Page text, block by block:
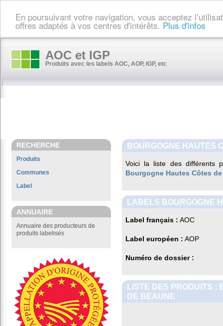
En poursuivant votre navigation, vous acceptez
offres adaptés à vos centres d'intérêts. Plus d'infos
AOC et IGP
Produits avec les labels AOC, AOP, IGP, etc
RECHERCHE
Produits
Communes
Label
ANNUAIRE
Annuaire des producteurs de
produits labelisés
BOURGOGNE HAUTES
Voici la liste des différents
Bourgogne Hautes Côtes
LABELS BOURGOGNE
Label français : AOC
Label européen : AOP
Numéro de dossier :
LISTE DES PRODUITS :
DE BEAUNE